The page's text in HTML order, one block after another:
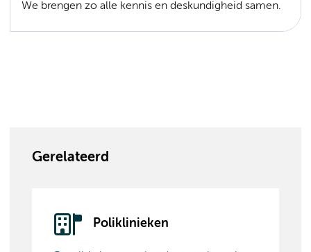
We brengen zo alle kennis en deskundigheid samen.
Gerelateerd
Poliklinieken